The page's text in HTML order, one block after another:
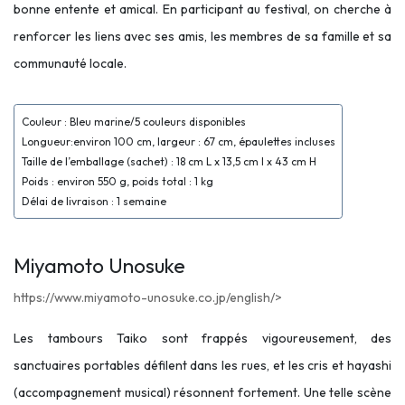
bonne entente et amical. En participant au festival, on cherche à
renforcer les liens avec ses amis, les membres de sa famille et sa
communauté locale.
Couleur : Bleu marine/5 couleurs disponibles
Longueur:environ 100 cm, largeur : 67 cm, épaulettes incluses
Taille de l’emballage (sachet) : 18 cm L x 13,5 cm l x 43 cm H
Poids : environ 550 g, poids total : 1 kg
Délai de livraison : 1 semaine
Miyamoto Unosuke
https://www.miyamoto-unosuke.co.jp/english/>
Les tambours Taiko sont frappés vigoureusement, des
sanctuaires portables défilent dans les rues, et les cris et hayashi
(accompagnement musical) résonnent fortement. Une telle scène